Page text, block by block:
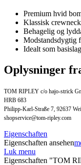
Premium hvid
Klassisk
Behagelig og
Modstandsdygtig
Idealt som
Oplysninger
TOM RIPLEY c/o hajo-strick
HRB 683
Philipp-Karl-Straße 7, 92637
shopservice@tom-ripley.com
Eigenschaften
Eigenschaften ansehen
Luk menu
Eigenschaften "TOM